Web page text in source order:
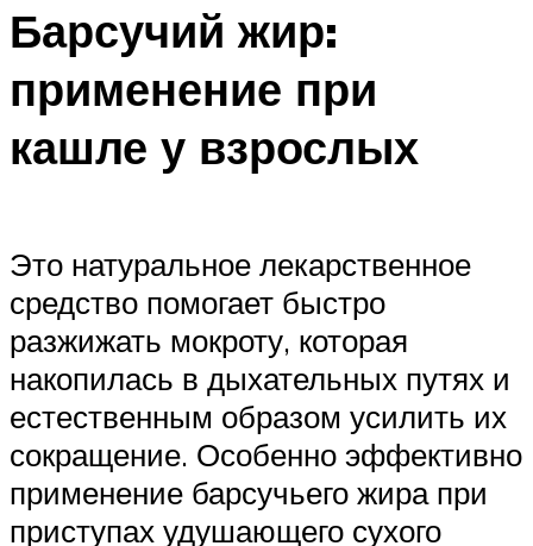
Барсучий жир:
применение при
кашле у взрослых
Это натуральное лекарственное
средство помогает быстро
разжижать мокроту, которая
накопилась в дыхательных путях и
естественным образом усилить их
сокращение. Особенно эффективно
применение барсучьего жира при
приступах удушающего сухого